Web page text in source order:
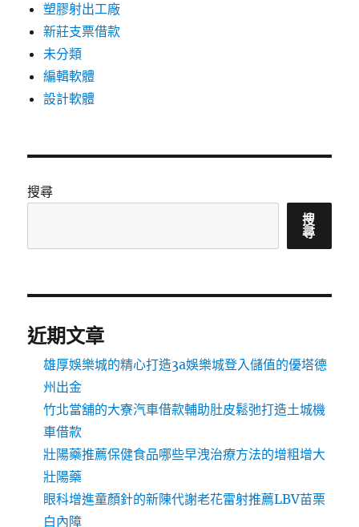
塑膠射出工廠
新莊支票借款
未分類
編輯軟體
設計軟體
搜尋
搜
尋
近期文章
雄厚娛樂城的精心打造3a娛樂城登入儲值的優塔德
州出金
竹北當舖的大寮汽車借款輔助肚皮鬆弛打造土城機
車借款
壯陽藥推薦保健食品哪些早洩治療方法的增粗增大
壯陽藥
眼科增進童顏針的新陳代謝老花雷射推薦LBV苗栗
白內障